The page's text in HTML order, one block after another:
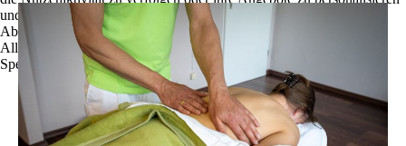
und zu optimieren.
Ablehnen
Alle akzeptieren
Speichern